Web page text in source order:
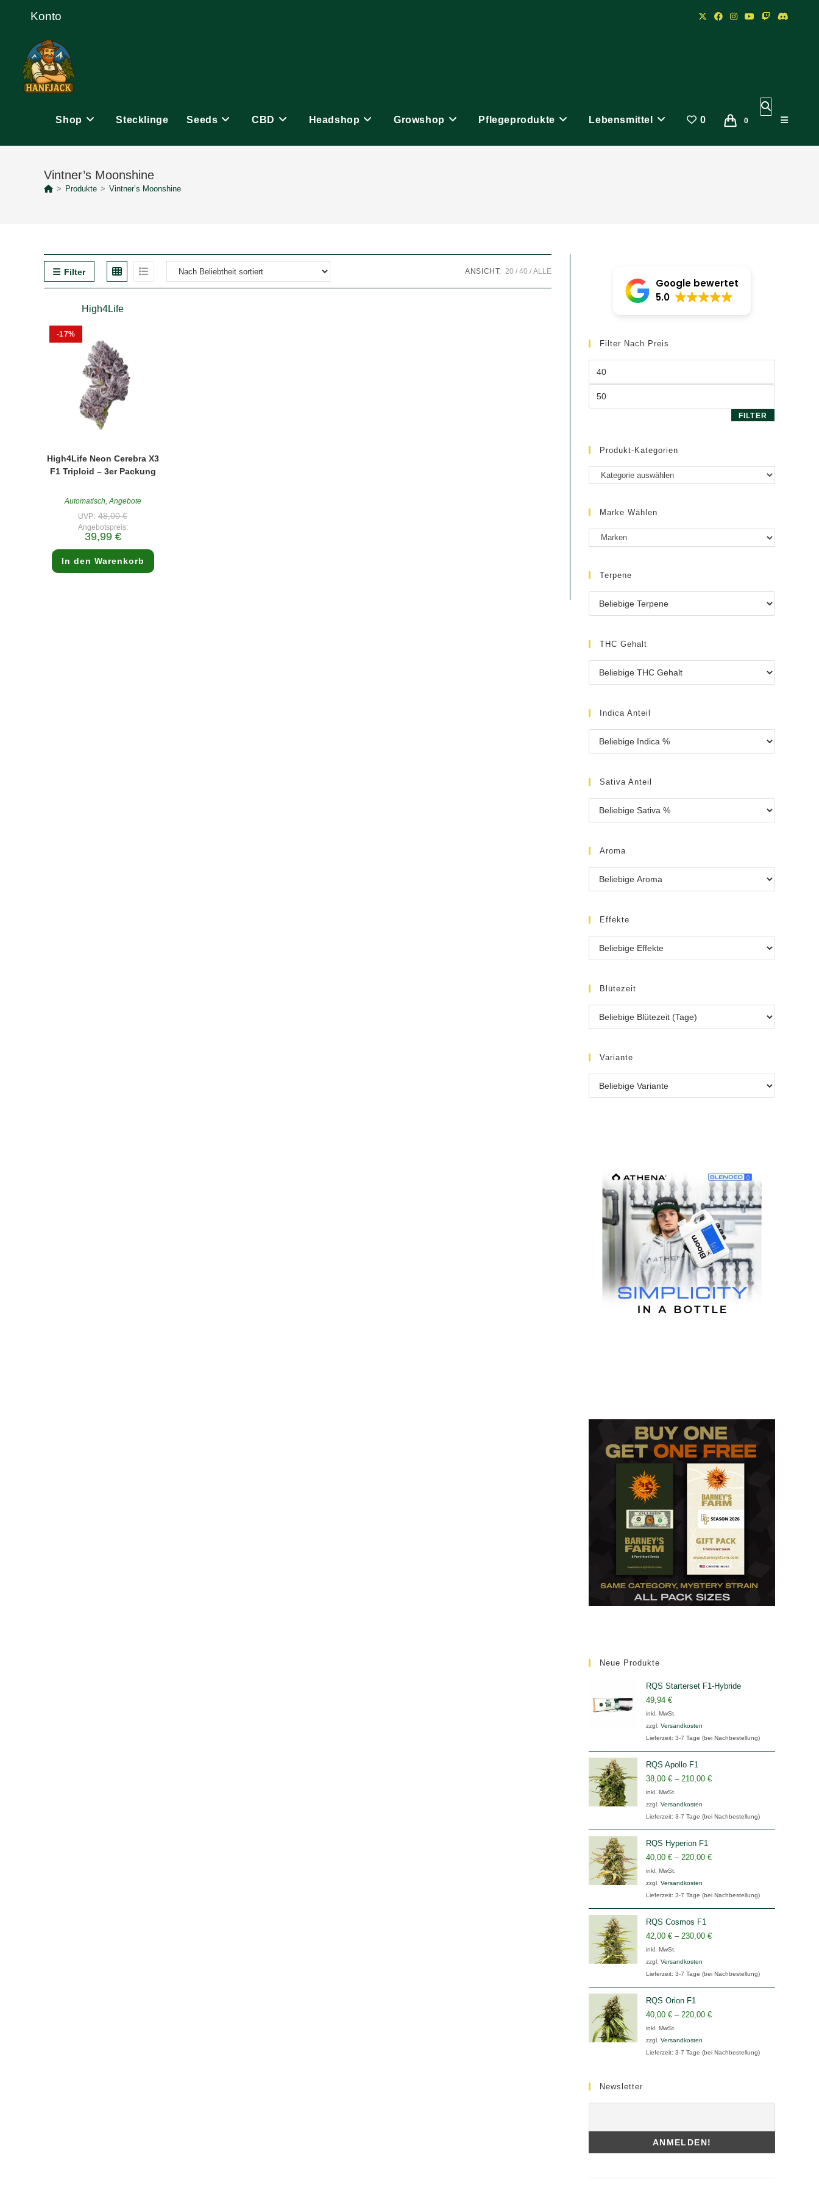
Konto
Shop Stecklinge Seeds CBD Headshop Growshop Pflegeprodukte Lebensmittel 0 0
Website-
Suche
Vintner’s Moonshine
> Produkte > Vintner’s Moonshine
Filter ANSICHT: 20 40 ALLE
High4Life
-17%
High4Life Neon Cerebra X3
F1 Triploid – 3er Packung
Automatisch Angebote
UVP: 48,00€
war:
Angebotspreis:
39,99 €Aktueller
Preis
ist:
39,99 €.
In den Warenkorb
Google bewertet
5.0
Filter Nach Preis
FILTER
Produkt-Kategorien
Marke Wählen
Terpene
THC Gehalt
Indica Anteil
Sativa Anteil
Aroma
Effekte
Blütezeit
Variante
Neue Produkte
RQS Starterset F1-Hybride
49,94 €
inkl. MwSt.
zzgl. Versandkosten
Lieferzeit: 3-7 Tage (bei Nachbestellung)
RQS Apollo F1
38,00 € – 210,00 €
inkl. MwSt.
zzgl. Versandkosten
Lieferzeit: 3-7 Tage (bei Nachbestellung)
RQS Hyperion F1
40,00 € – 220,00 €
inkl. MwSt.
zzgl. Versandkosten
Lieferzeit: 3-7 Tage (bei Nachbestellung)
RQS Cosmos F1
42,00 € – 230,00 €
inkl. MwSt.
zzgl. Versandkosten
Lieferzeit: 3-7 Tage (bei Nachbestellung)
RQS Orion F1
40,00 € – 220,00 €
inkl. MwSt.
zzgl. Versandkosten
Lieferzeit: 3-7 Tage (bei Nachbestellung)
Newsletter